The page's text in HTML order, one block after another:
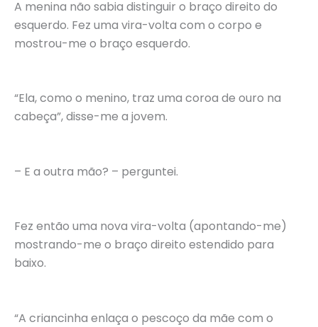
A menina não sabia distinguir o braço direito do
esquerdo. Fez uma vira-volta com o corpo e
mostrou-me o braço esquerdo.
“Ela, como o menino, traz uma coroa de ouro na
cabeça”, disse-me a jovem.
– E a outra mão? – perguntei.
Fez então uma nova vira-volta (apontando-me)
mostrando-me o braço direito estendido para
baixo.
“A criancinha enlaça o pescoço da mãe com o